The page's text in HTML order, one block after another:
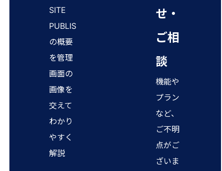
SITE
PUBLIS
の概要
を管理
画面の
画像を
交えて
わかり
やすく
解説
せ・
ご相
談
機能や
プラン
など、
ご不明
点がご
ざいま